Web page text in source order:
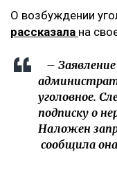
О возбуждении
рассказала на
–
уголовное.
подписку о
Наложен
сообщила